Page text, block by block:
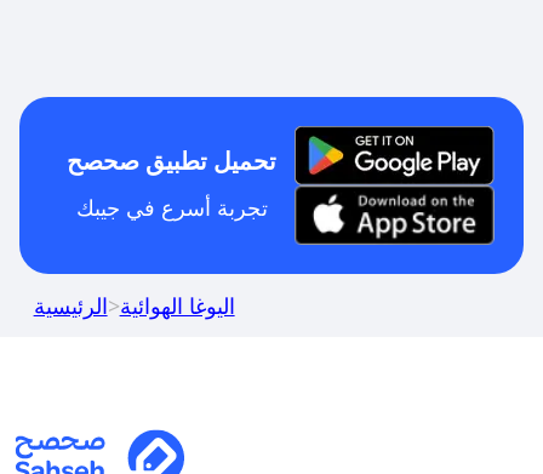
تحميل تطبيق صحصح
تجربة أسرع في جيبك
الرئيسية>اليوغا الهوائية